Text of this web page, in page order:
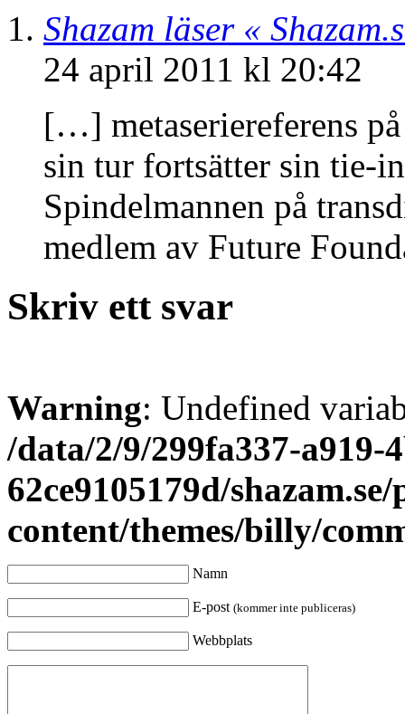
Shazam läser «
24 april 2011 kl 20:42
[…] metaseriereferens
sin tur fortsätter sin tie-
Spindelmannen på
medlem av Future
Skriv ett svar
Warning: Undefined
/data/2/9/299fa337-a919-
62ce9105179d/
content/themes/billy/
Namn
E-post (kommer inte publiceras)
Webbplats